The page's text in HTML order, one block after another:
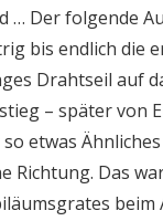
… Der folgende
bis endlich die
Drahtseil auf
– später von
etwas
Richtung. Das